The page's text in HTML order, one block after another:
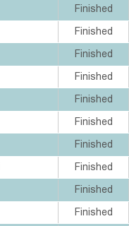
Finished
Finished
Finished
Finished
Finished
Finished
Finished
Finished
Finished
Finished